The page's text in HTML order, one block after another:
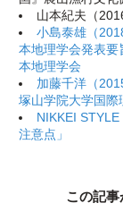
山本紀夫（
小島泰雄（
本地理学会発表
本地理学会
加藤千洋（
塚山学院大学国際
NIKKEI
注意点」
この記